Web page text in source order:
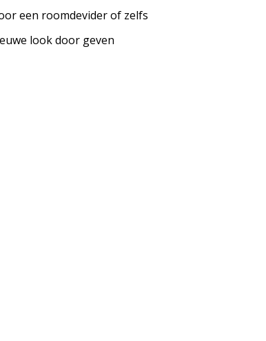
een roomdevider of zelfs
look door geven